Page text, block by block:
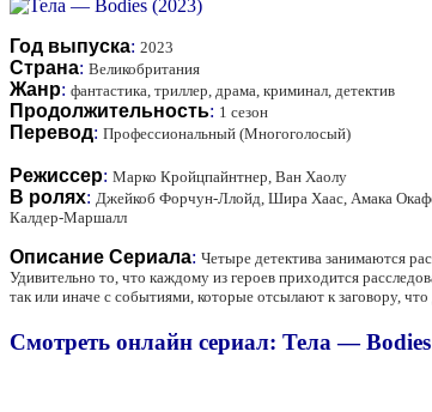
Год выпуска: 2023
Страна: Великобритания
Жанр: фантастика, триллер, драма, криминал, детектив
Продолжительность: 1 сезон
Перевод: Профессиональный (Многоголосый)
Режиссер: Марко Кройцпайнтнер, Ван Хаолу
В ролях: Джейкоб Форчун-Ллойд, Шира Хаас, Амака
Калдер-Маршалл
Описание Сериала: Четыре детектива занимаются
Удивительно то, что каждому из героев приходится
так или иначе с событиями, которые отсылают к заговору,
Смотреть онлайн сериал: Тела —